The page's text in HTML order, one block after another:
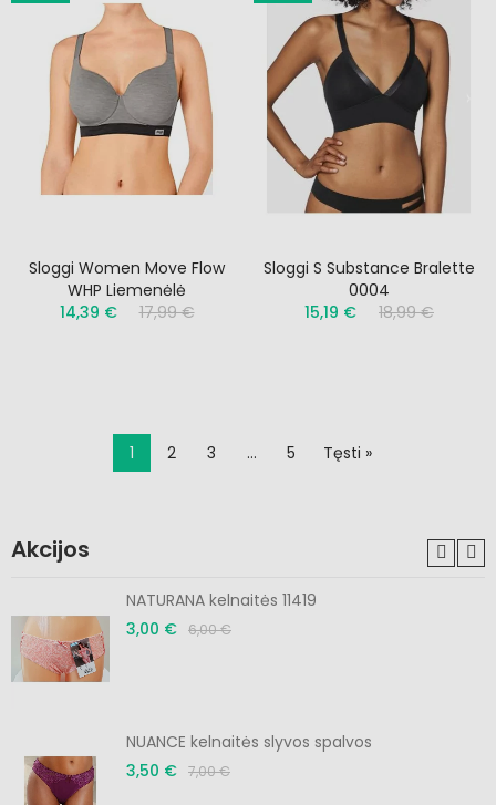
Sloggi Women Move Flow
WHP Liemenėlė
14,39 €
17,99 €
Sloggi S Substance Bralette
0004
15,19 €
18,99 €
1 2 3 … 5 Tęsti »
Akcijos
NATURANA kelnaitės 11419
3,00 € 6,00 €
NUANCE kelnaitės slyvos spalvos
3,50 € 7,00 €